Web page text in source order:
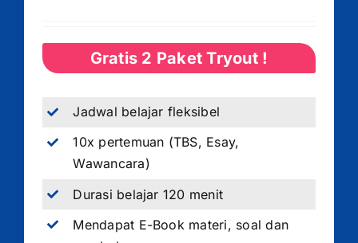
Gratis 2 Paket Tryout !
Jadwal belajar fleksibel
10x pertemuan (TBS, Esay,
Wawancara)
Durasi belajar 120 menit
Mendapat E-Book materi, soal dan